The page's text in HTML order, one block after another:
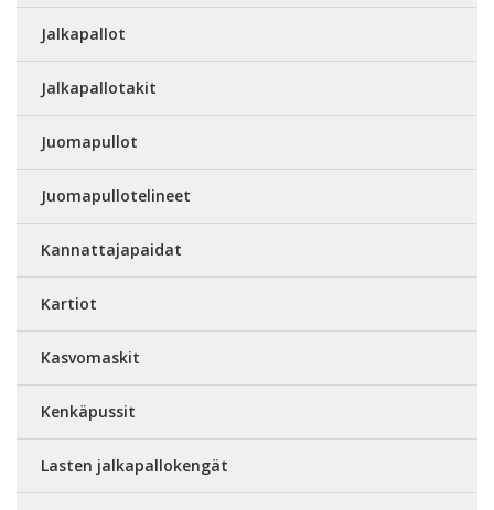
Jalkapallot
Jalkapallotakit
Juomapullot
Juomapullotelineet
Kannattajapaidat
Kartiot
Kasvomaskit
Kenkäpussit
Lasten jalkapallokengät